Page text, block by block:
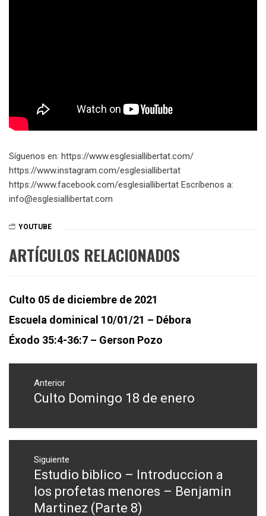
Síguenos en: https://www.esglesiallibertat.com/​​​
https://www.instagram.com/esglesiallibertat
https://www.facebook.com/esglesiallibertat Escríbenos a:
info@esglesiallibertat.com
YOUTUBE
ARTÍCULOS RELACIONADOS
Culto 05 de diciembre de 2021
Escuela dominical 10/01/21 – Débora
Éxodo 35:4-36:7 – Gerson Pozo
Navegación
entradas
Anterior
Entrada
Culto Domingo 18 de enero
Siguiente
Entrada
siguiente:
Estudio biblico – Introduccion a
los profetas menores – Benjamin
Martinez (Parte 8)